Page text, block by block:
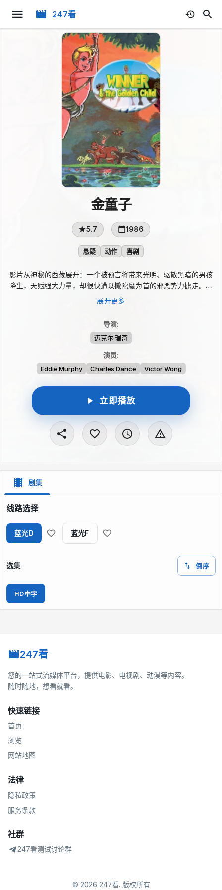
247看
金童子
5.7 1986
悬疑 动作 喜剧
影片从神秘的西藏展开：一个被预言将带来光明、驱散黑暗的男孩
降生，天赋强大力量，却很快遭以撒陀魔为首的邪恶势力掳走。失
去金童子的守护，世界陷入危机。洛杉矶一名普通职员意外得知自
己是被选中的救援者，在功夫女郎姬的协助下，他开始学习本领，
展开更多
导演:
迈克尔·瑞奇
演员:
Eddie Murphy Charles Dance Victor Wong
立即播放
剧集
线路选择
蓝光D 蓝光F
选集 倒序
HD中字
247看
您的一站式流媒体平台，提供电影、电视剧、动漫等内容。
随时随地，想看就看。
快速链接
首页
浏览
网站地图
法律
隐私政策
服务条款
社群
247看测试讨论群
© 2026 247看. 版权所有